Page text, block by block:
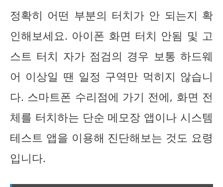
정확히 어떤 부분의 터치가 안 되는지 확
인해보세요. 아이폰 화면 터치 안됨 및 고
스트 터치 자가 점검의 경우 보통 하드웨
어 이상일 땐 일정 구역만 먹히지 않습니
다. 스마트폰 수리점에 가기 전에, 화면 전
체를 터치하는 단순 메모장 앱이나 시스템
테스트 앱을 이용해 진단해보는 것도 요령
입니다.